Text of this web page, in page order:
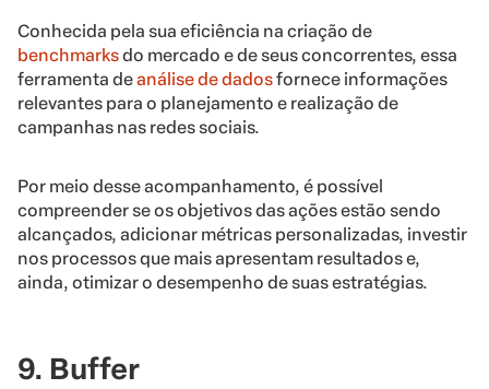
Conhecida pela sua eficiência na criação de
benchmarksdo mercado e de seus concorrentes, essa
ferramenta deanálise de dadosfornece informações
relevantes para o planejamento e realização de
campanhas nas redes sociais.
Por meio desse acompanhamento, é possível
compreender se os objetivos das ações estão sendo
alcançados, adicionar métricas personalizadas, investir
nos processos que mais apresentam resultados e,
ainda, otimizar o desempenho de suas estratégias.
9. Buffer